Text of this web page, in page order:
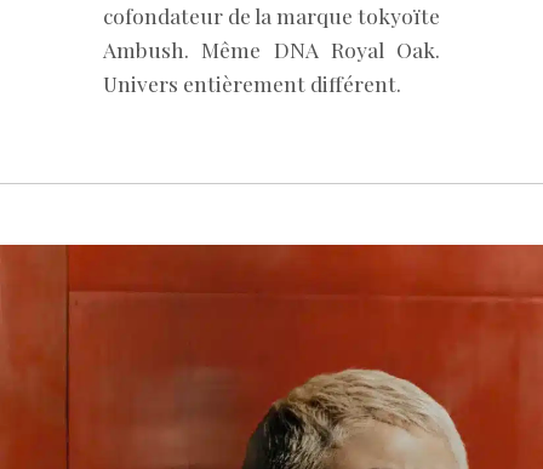
cofondateur de la marque tokyoïte
Ambush. Même DNA Royal Oak.
Univers entièrement différent.